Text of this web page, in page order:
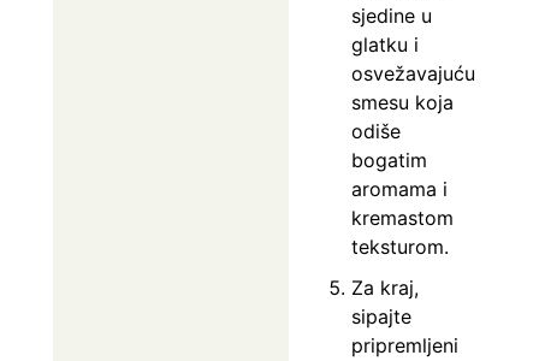
sjedine u
glatku i
osvežavajuću
smesu koja
odiše
bogatim
aromama i
kremastom
teksturom.
Za kraj,
sipajte
pripremljeni